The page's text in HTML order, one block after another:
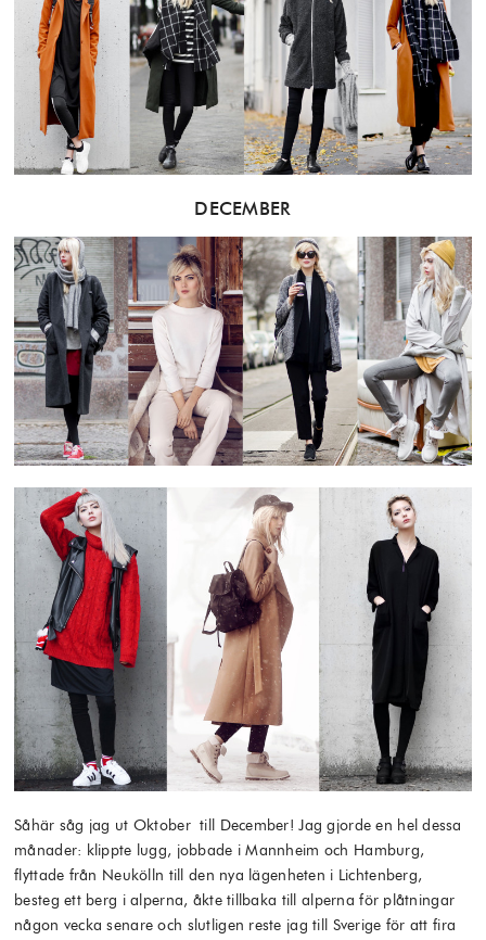
DECEMBER
Såhär såg jag ut Oktober till December! Jag gjorde en hel dessa
månader: klippte lugg, jobbade i Mannheim och Hamburg,
flyttade från Neukölln till den nya lägenheten i Lichtenberg,
besteg ett berg i alperna, åkte tillbaka till alperna för plåtningar
någon vecka senare och slutligen reste jag till Sverige för att fira